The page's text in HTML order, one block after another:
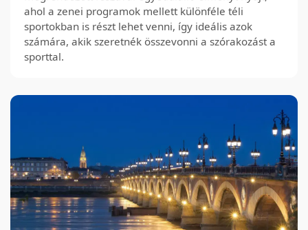
ahol a zenei programok mellett különféle téli
sportokban is részt lehet venni, így ideális azok
számára, akik szeretnék összevonni a szórakozást a
sporttal.